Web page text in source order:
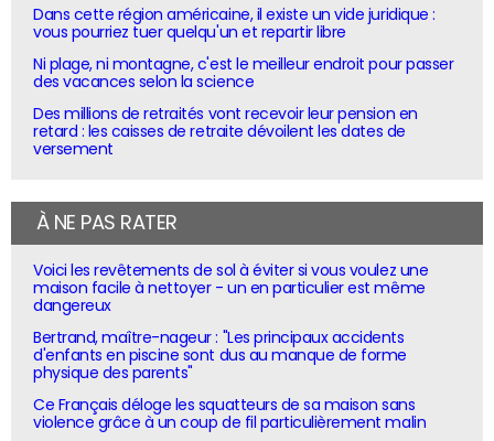
Dans cette région américaine, il existe un vide juridique :
vous pourriez tuer quelqu'un et repartir libre
Ni plage, ni montagne, c'est le meilleur endroit pour passer
des vacances selon la science
Des millions de retraités vont recevoir leur pension en
retard : les caisses de retraite dévoilent les dates de
versement
À NE PAS RATER
Voici les revêtements de sol à éviter si vous voulez une
maison facile à nettoyer - un en particulier est même
dangereux
Bertrand, maître-nageur : "Les principaux accidents
d'enfants en piscine sont dus au manque de forme
physique des parents"
Ce Français déloge les squatteurs de sa maison sans
violence grâce à un coup de fil particulièrement malin